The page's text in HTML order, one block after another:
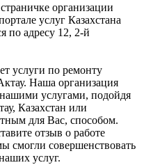
организации
услуг Казахстана
по адресу 12, 2-й
услуги по ремонту
Наша организация
нашими услугами, подойдя
Казахстан или
для Вас, способом.
отзыв о работе
смогли совершенствовать
услуг.